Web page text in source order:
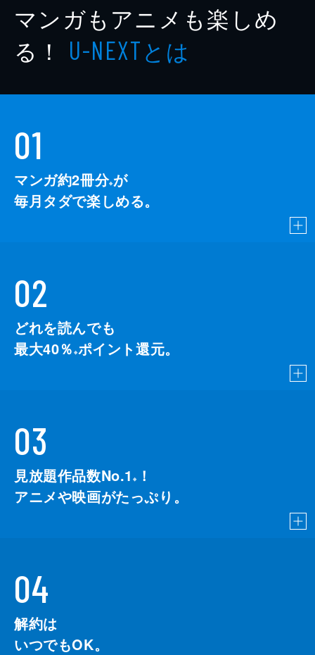
マンガもアニメも楽しめ
る！ U-NEXTとは
01
マンガ約2冊分※が
毎月タダで楽しめる。
02
どれを読んでも
最大40％ ※ポイント還元。
03
見放題作品数No.1 ※
！
アニメや映画がたっぷり。
04
解約は
いつでもOK。